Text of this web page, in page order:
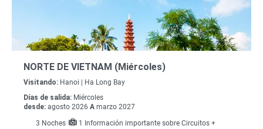
NORTE DE VIETNAM (Miércoles)
Visitando: Hanoi | Ha Long Bay
Días de salida: Miércoles
desde: agosto 2026 A marzo 2027
3 Noches
1 Información importante sobre Circuitos +